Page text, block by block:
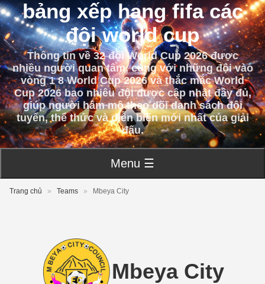
bảng xếp hạng fifa các
đội world cup
Thông tin về 32 đội World Cup 2026 được
nhiều người quan tâm, cùng với những đội vào
vòng 1 8 World Cup 2026 và thắc mắc World
Cup 2026 bao nhiêu đội được cập nhật đầy đủ,
giúp người hâm mộ theo dõi danh sách đội
tuyển, thể thức và diễn biến mới nhất của giải
đấu.
Menu ☰
Trang chủ » Teams » Mbeya City
Mbeya City